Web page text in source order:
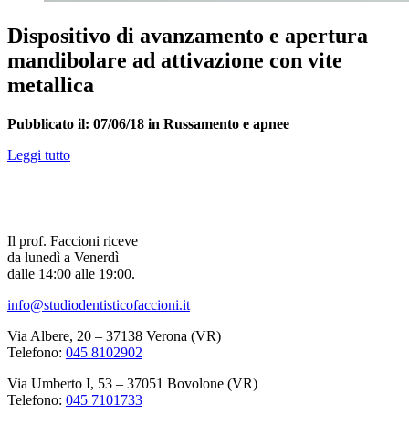
Dispositivo di avanzamento e apertura
mandibolare ad attivazione con vite
metallica
Pubblicato il: 07/06/18 in Russamento e apnee
Leggi tutto
Il prof. Faccioni riceve
da lunedì a Venerdì
dalle 14:00 alle 19:00.
info@studiodentisticofaccioni.it
Via Albere, 20 – 37138 Verona (VR)
Telefono: 045 8102902
Via Umberto I, 53 – 37051 Bovolone (VR)
Telefono: 045 7101733